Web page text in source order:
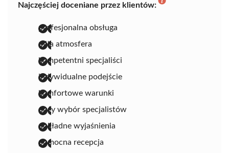
Najczęściej doceniane przez klientów:
profesjonalna obsługa
miła atmosfera
kompetentni specjaliści
indywidualne podejście
komfortowe warunki
duży wybór specjalistów
dokładne wyjaśnienia
pomocna recepcja